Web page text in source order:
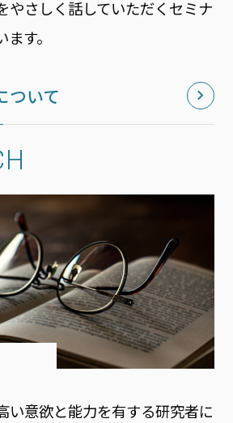
やさしく話していただくセミナ
す。
ついて
い意欲と能力を有する研究者に